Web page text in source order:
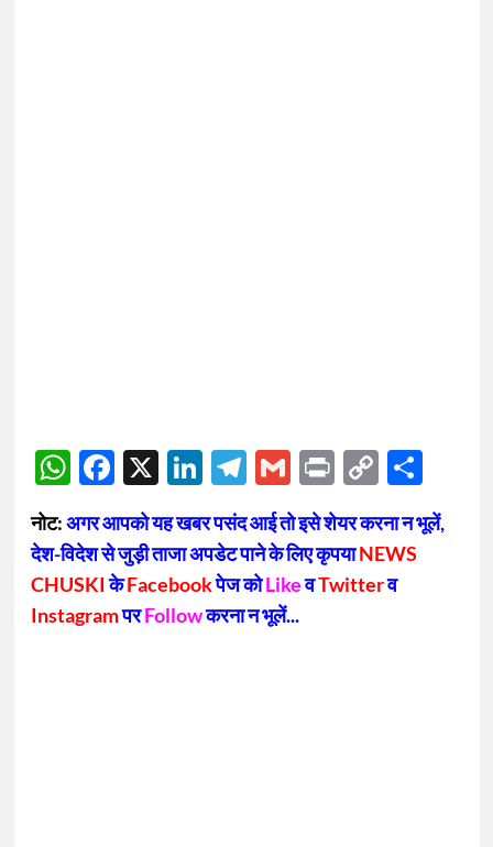
WhatsApp
Facebook
X LinkedIn
Telegram
Gmail
Print
Copy
Link
नोट:अगर आपको यह खबर पसंद आई तो इसे शेयर करना न भूलें,
देश-विदेश से जुड़ी ताजा अपडेट पाने के लिए कृपयाNEWS
CHUSKIकेFacebookपेज कोLikeवTwitterव
InstagramपरFollowकरना न भूलें...